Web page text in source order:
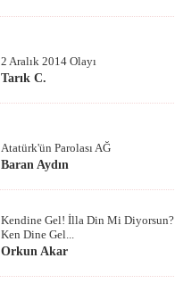
2 Aralık 2014 Olayı
Tarık C.
Atatürk'ün Parolası AĞ
Baran Aydın
Kendine Gel! İlla Din Mi Diyorsun?
Ken Dine Gel...
Orkun Akar